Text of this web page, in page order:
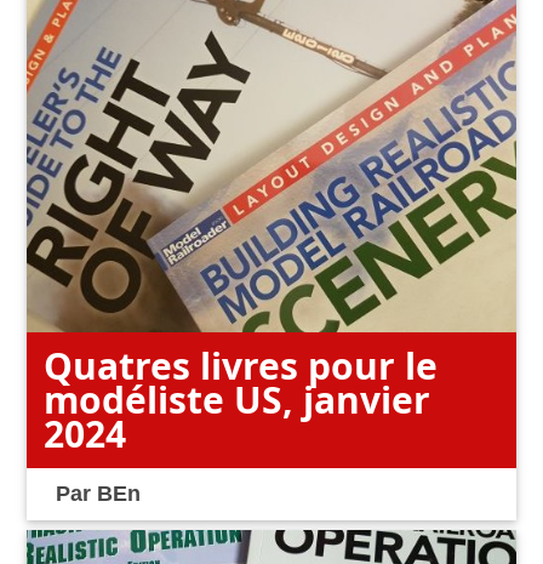
Quatres livres pour le
modéliste US, janvier
2024
Par BEn